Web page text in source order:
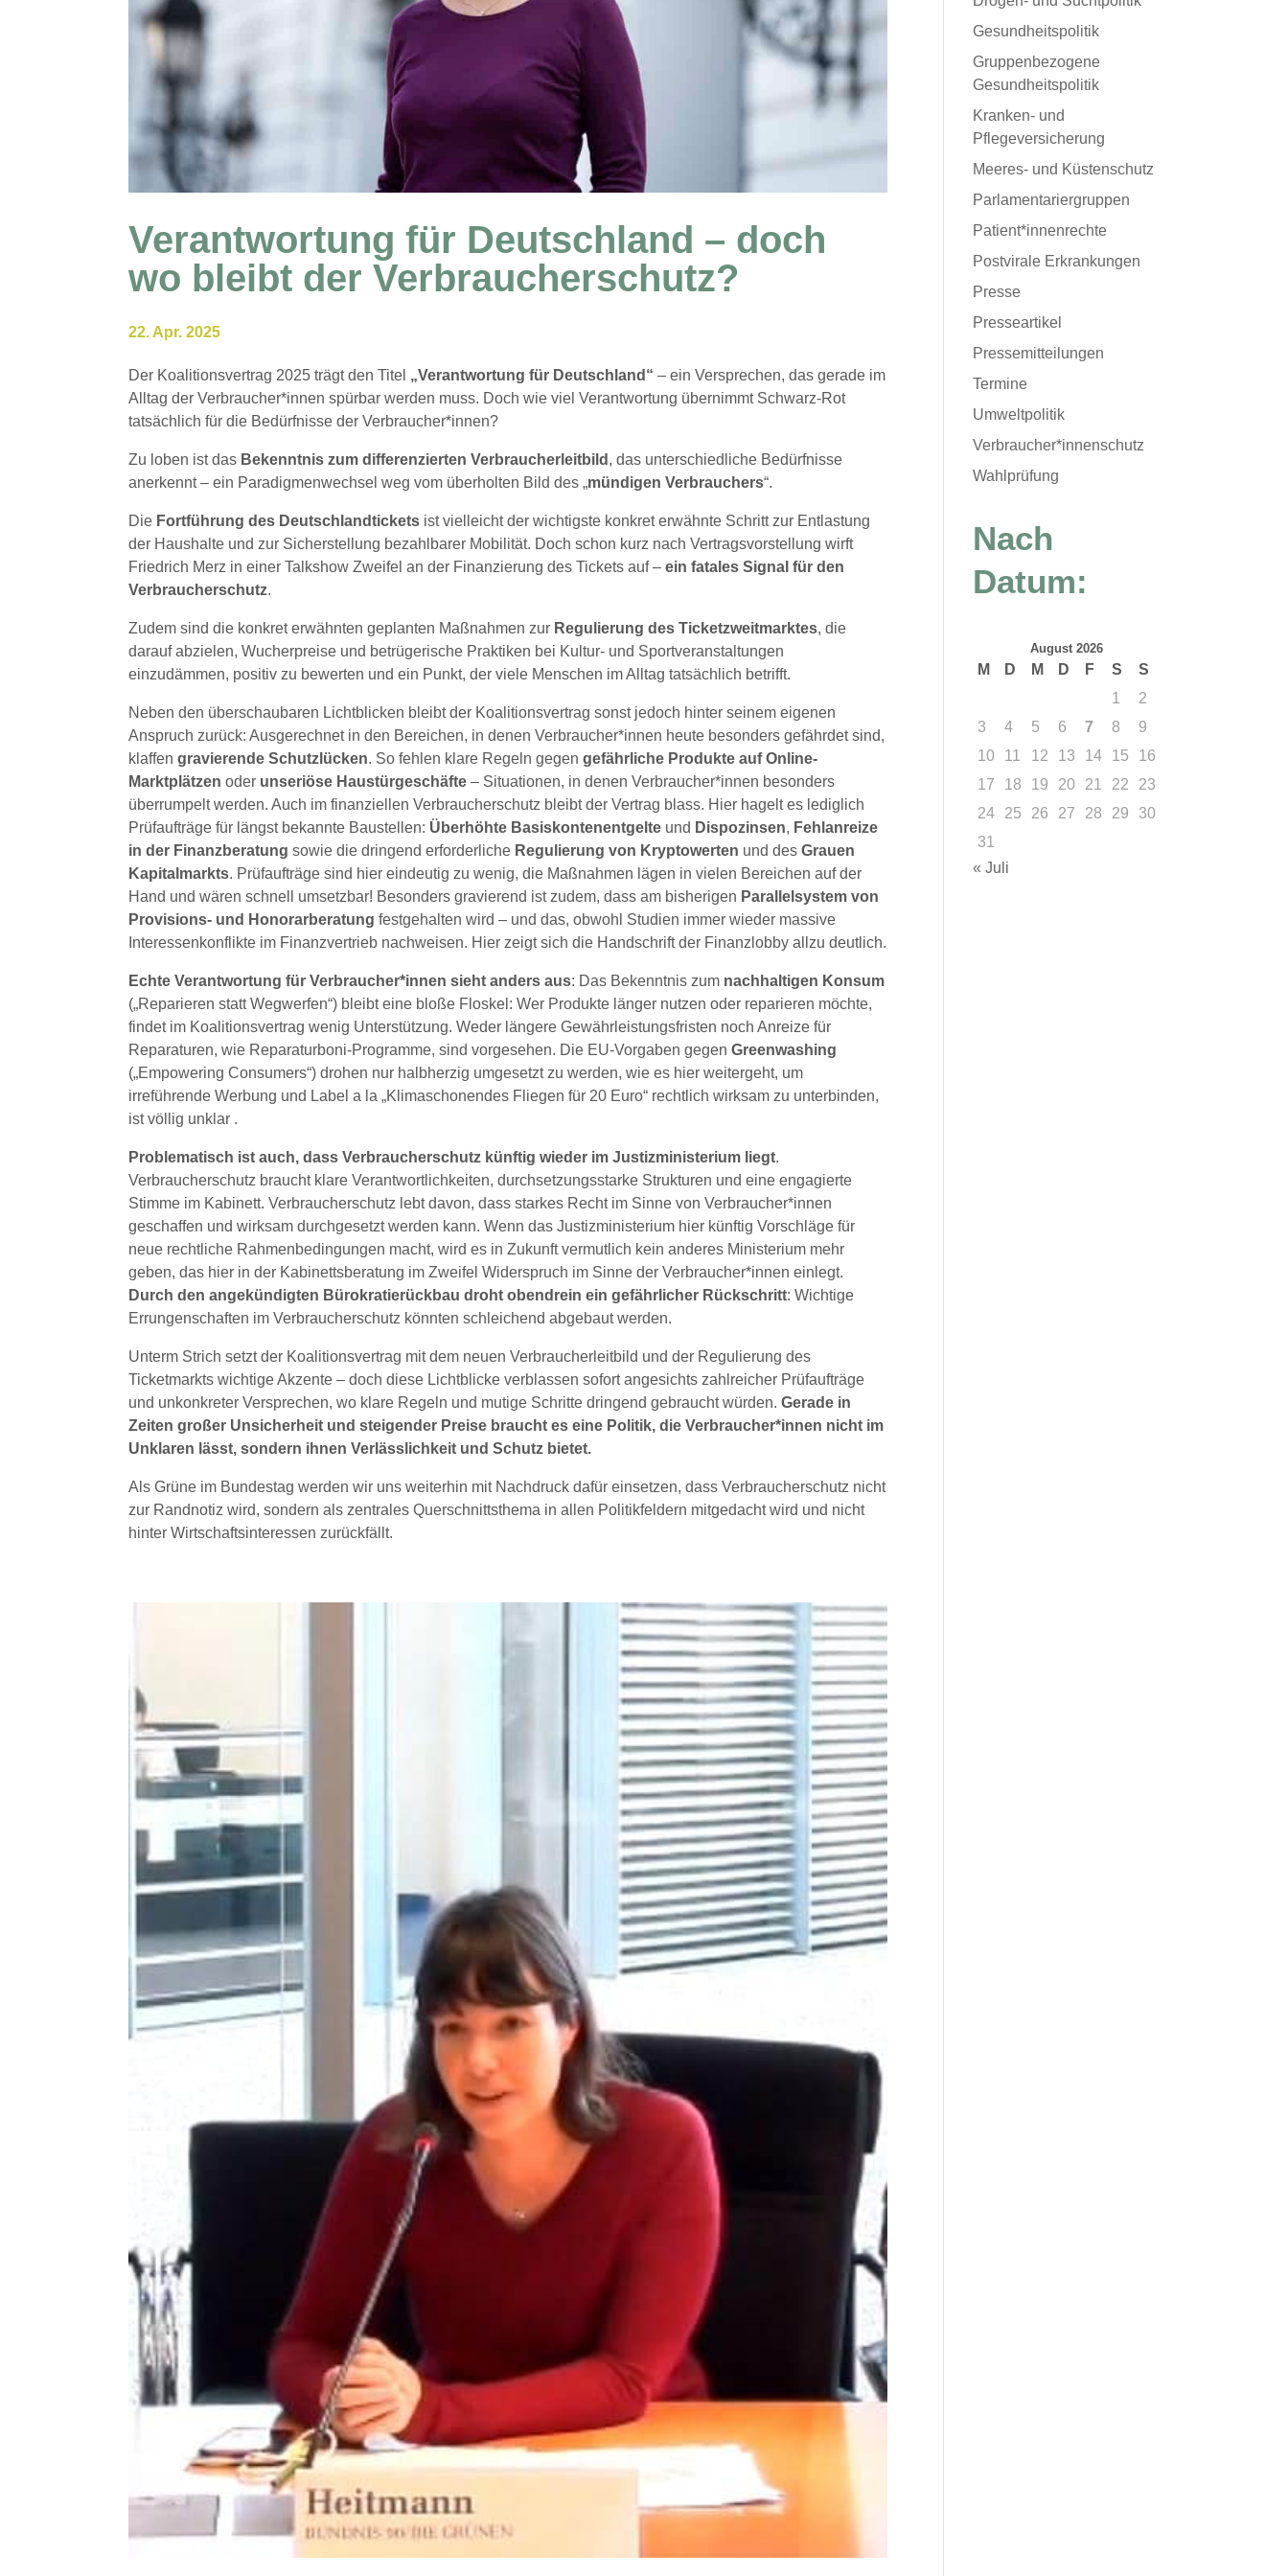
Verantwortung für Deutschland – doch
wo bleibt der Verbraucherschutz?
22. Apr. 2025
Der Koalitionsvertrag 2025 trägt den Titel „Verantwortung für Deutschland“ – ein Versprechen, das gerade im
Alltag der Verbraucher*innen spürbar werden muss. Doch wie viel Verantwortung übernimmt Schwarz-Rot
tatsächlich für die Bedürfnisse der Verbraucher*innen?
Zu loben ist das Bekenntnis zum differenzierten Verbraucherleitbild , das unterschiedliche Bedürfnisse
anerkennt – ein Paradigmenwechsel weg vom überholten Bild des „mündigen Verbrauchers“.
Die Fortführung des Deutschlandtickets ist vielleicht der wichtigste konkret erwähnte Schritt zur Entlastung
der Haushalte und zur Sicherstellung bezahlbarer Mobilität. Doch schon kurz nach Vertragsvorstellung wirft
Friedrich Merz in einer Talkshow Zweifel an der Finanzierung des Tickets auf –ein fatales Signal für den
Verbraucherschutz.
Zudem sind die konkret erwähnten geplanten Maßnahmen zur Regulierung des Ticketzweitmarktes, die
darauf abzielen, Wucherpreise und betrügerische Praktiken bei Kultur- und Sportveranstaltungen
einzudämmen, positiv zu bewerten und ein Punkt, der viele Menschen im Alltag tatsächlich betrifft.
Neben den überschaubaren Lichtblicken bleibt der Koalitionsvertrag sonst jedoch hinter seinem eigenen
Anspruch zurück: Ausgerechnet in den Bereichen, in denen Verbraucher*innen heute besonders gefährdet sind,
klaffengravierende Schutzlücken. So fehlen klare Regeln gegengefährliche Produkte auf Online-
Marktplätzen oder unseriöse Haustürgeschäfte – Situationen, in denen Verbraucher*innen besonders
überrumpelt werden. Auch im finanziellen Verbraucherschutz bleibt der Vertrag blass. Hier hagelt es lediglich
Prüfaufträge für längst bekannte Baustellen: Überhöhte Basiskontenentgelte und Dispozinsen, Fehlanreize
in der Finanzberatung sowie die dringend erforderliche Regulierung von Kryptowerten und desGrauen
Kapitalmarkts. Prüfaufträge sind hier eindeutig zu wenig, die Maßnahmen lägen in vielen Bereichen auf der
Hand und wären schnell umsetzbar! Besonders gravierend ist zudem, dass am bisherigen Parallelsystem von
Provisions- und Honorarberatung festgehalten wird – und das, obwohl Studien immer wieder massive
Interessenkonflikte im Finanzvertrieb nachweisen. Hier zeigt sich die Handschrift der Finanzlobby allzu deutlich.
Echte Verantwortung für Verbraucher*innen sieht anders aus: Das Bekenntnis zum nachhaltigen Konsum
(„Reparieren statt Wegwerfen“) bleibt eine bloße Floskel: Wer Produkte länger nutzen oder reparieren möchte,
findet im Koalitionsvertrag wenig Unterstützung. Weder längere Gewährleistungsfristen noch Anreize für
Reparaturen, wie Reparaturboni-Programme, sind vorgesehen. Die EU-Vorgaben gegenGreenwashing
(„Empowering Consumers“) drohen nur halbherzig umgesetzt zu werden, wie es hier weitergeht, um
irreführende Werbung und Label a la „Klimaschonendes Fliegen für 20 Euro“ rechtlich wirksam zu unterbinden,
ist völlig unklar .
Problematisch ist auch, dass Verbraucherschutz künftig wieder im Justizministerium liegt.
Verbraucherschutz braucht klare Verantwortlichkeiten, durchsetzungsstarke Strukturen und eine engagierte
Stimme im Kabinett. Verbraucherschutz lebt davon, dass starkes Recht im Sinne von Verbraucher*innen
geschaffen und wirksam durchgesetzt werden kann. Wenn das Justizministerium hier künftig Vorschläge für
neue rechtliche Rahmenbedingungen macht, wird es in Zukunft vermutlich kein anderes Ministerium mehr
geben, das hier in der Kabinettsberatung im Zweifel Widerspruch im Sinne der Verbraucher*innen einlegt.
Durch den angekündigten Bürokratierückbau droht obendrein ein gefährlicher Rückschritt: Wichtige
Errungenschaften im Verbraucherschutz könnten schleichend abgebaut werden.
Unterm Strich setzt der Koalitionsvertrag mit dem neuen Verbraucherleitbild und der Regulierung des
Ticketmarkts wichtige Akzente – doch diese Lichtblicke verblassen sofort angesichts zahlreicher Prüfaufträge
und unkonkreter Versprechen, wo klare Regeln und mutige Schritte dringend gebraucht würden.Gerade in
Zeiten großer Unsicherheit und steigender Preise braucht es eine Politik, die Verbraucher*innen nicht im
Unklaren lässt, sondern ihnen Verlässlichkeit und Schutz bietet.
Als Grüne im Bundestag werden wir uns weiterhin mit Nachdruck dafür einsetzen, dass Verbraucherschutz nicht
zur Randnotiz wird, sondern als zentrales Querschnittsthema in allen Politikfeldern mitgedacht wird und nicht
hinter Wirtschaftsinteressen zurückfällt.
Gesundheitspolitik
Gruppenbezogene
Gesundheitspolitik
Kranken- und
Pflegeversicherung
Meeres- und Küstenschutz
Parlamentariergruppen
Patient*innenrechte
Postvirale Erkrankungen
Presse
Presseartikel
Pressemitteilungen
Termine
Umweltpolitik
Verbraucher*innenschutz
Wahlprüfung
Nach
Datum:
August 2026
M D M D F S
S
1
2
3
4 5 6 7 8
9
10
11 12 13 14 15
16
17
18 19 20 21 22
23
24
25 26 27 28 29
30
31
« Juli